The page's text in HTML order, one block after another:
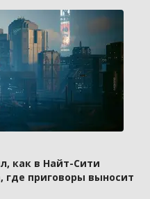
как в Найт-Сити
где приговоры выносит